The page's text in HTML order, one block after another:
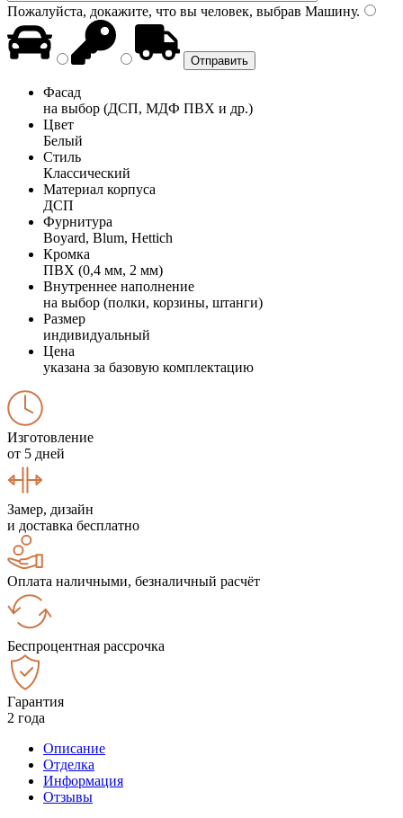
Пожалуйста, докажите, что вы человек, выбрав Машину.
Фасад
на выбор (ДСП, МДФ ПВХ и др.)
Цвет
Белый
Стиль
Классический
Материал корпуса
ДСП
Фурнитура
Boyard, Blum, Hettich
Кромка
ПВХ (0,4 мм, 2 мм)
Внутреннее наполнение
на выбор (полки, корзины, штанги)
Размер
индивидуальный
Цена
указана за базовую комплектацию
Изготовление
от 5 дней
Замер, дизайн
и доставка бесплатно
Оплата наличными, безналичный расчёт
Беспроцентная рассрочка
Гарантия
2 года
Описание
Отделка
Информация
Отзывы